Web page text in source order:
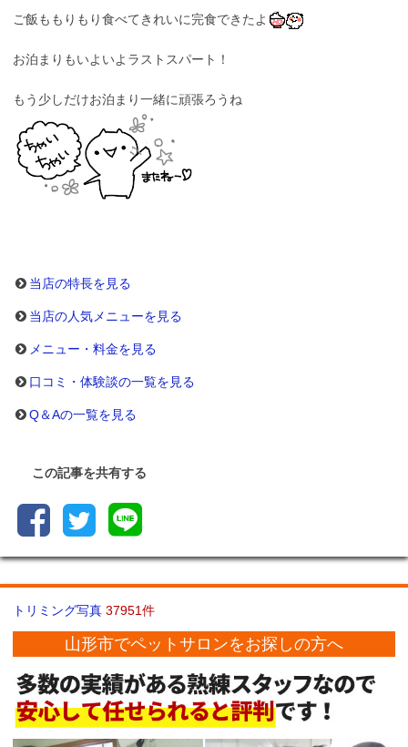
ご飯ももりもり食べてきれいに完食できたよ
お泊まりもいよいよラストスパート！
もう少しだけお泊まり一緒に頑張ろうね
当店の特長を見る
当店の人気メニューを見る
メニュー・料金を見る
口コミ・体験談の一覧を見る
Q＆Aの一覧を見る
この記事を共有する
トリミング写真 37951件
山形市でペットサロンをお探しの方へ